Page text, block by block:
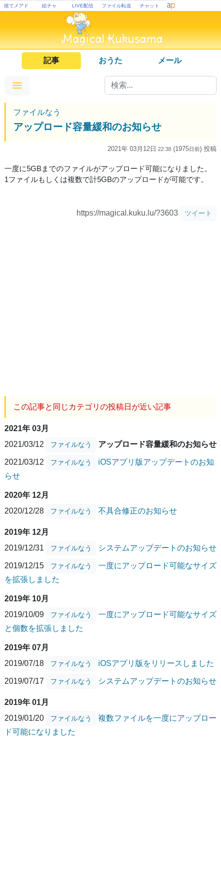
捨てメアド 絵チャ LIVE配信 ファイル転送 チャット
記事 おうた メール
ファイルなう
アップロード容量緩和のお知らせ
2021年 03月12日 22:38 (1975日前) 投稿
一度に5GBまでのファイルがアップロード可能になりました。
1ファイルもしくは複数で計5GBのアップロードが可能です。
https://magical.kuku.lu/?3603 ツイート
この記事と同じカテゴリの投稿日が近い記事
2021年 03月
2021/03/12
ファイルなう アップロード容量緩和のお知らせ
2021/03/12 ファイルなう
iOSアプリ版アップデートのお知
らせ
2020年 12月
2020/12/28
ファイルなう 不具合修正のお知らせ
2019年 12月
2019/12/31
ファイルなう システムアップデートのお知らせ
2019/12/15 ファイルなう
一度にアップロード可能なサイズ
を拡張しました
2019年 10月
2019/10/09
ファイルなう
一度にアップロード可能なサイズ
と個数を拡張しました
2019年 07月
2019/07/18
ファイルなう iOSアプリ版をリリースしました
2019/07/17 ファイルなう システムアップデートのお知らせ
2019年 01月
2019/01/20
ファイルなう
複数ファイルを一度にアップロー
ド可能になりました